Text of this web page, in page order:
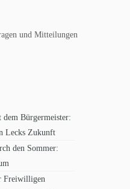
und Mitteilungen
Bürgermeister:
Lecks Zukunft
den Sommer:
Freiwilligen